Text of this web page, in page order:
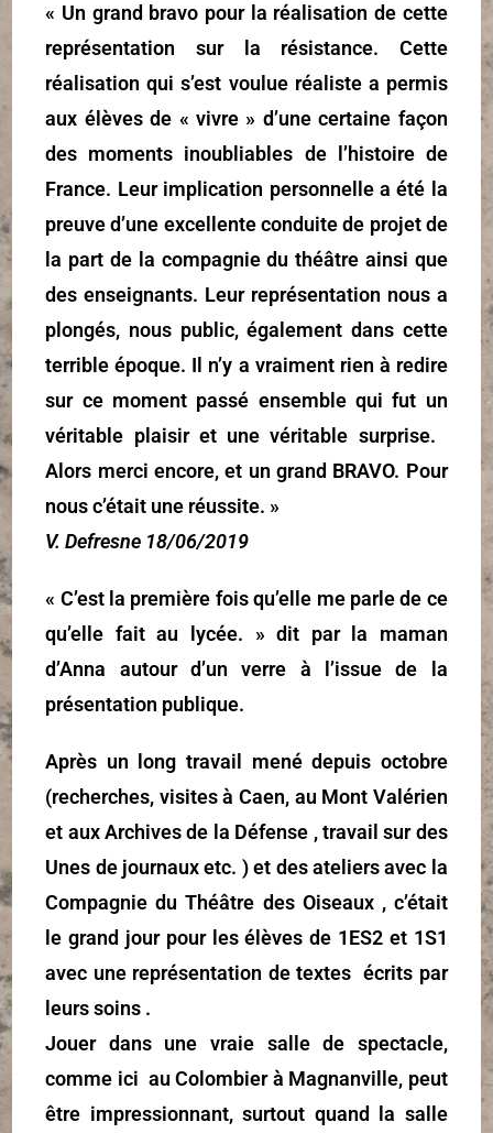
« Un grand bravo pour la réalisation de cette
représentation sur la résistance. Cette
réalisation qui s’est voulue réaliste a permis
aux élèves de « vivre » d’une certaine façon
des moments inoubliables de l’histoire de
France. Leur implication personnelle a été la
preuve d’une excellente conduite de projet de
la part de la compagnie du théâtre ainsi que
des enseignants. Leur représentation nous a
plongés, nous public, également dans cette
terrible époque. Il n’y a vraiment rien à redire
sur ce moment passé ensemble qui fut un
véritable plaisir et une véritable surprise. ​
Alors merci encore, et un grand BRAVO. Pour
nous c’était une réussite. »
V. Defresne 18/06/2019
« C’est la première fois qu’elle me parle de ce
qu’elle fait au lycée. » dit par la maman
d’Anna autour d’un verre à l’issue de la
présentation publique.
Après un long travail mené depuis octobre
(recherches, visites à Caen, au Mont Valérien
et aux Archives de la Défense , travail sur des
Unes de journaux etc. ) et des ateliers avec la
Compagnie du Théâtre des Oiseaux , c’était
le grand jour pour les élèves de 1ES2 et 1S1
avec une représentation de textes écrits par
leurs soins .
Jouer dans une vraie salle de spectacle,
comme ici au Colombier à Magnanville, peut
être impressionnant, surtout quand la salle